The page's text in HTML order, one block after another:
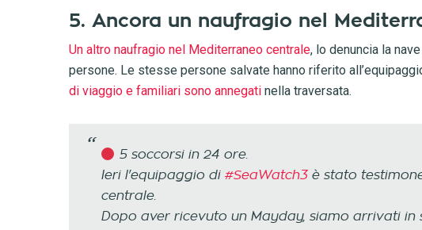
5. Ancora un naufragio nel
Un altro naufragio nel Mediterraneo centrale, lo denuncia la
persone. Le stesse persone salvate hanno riferito
di viaggio e familiari sono annegati nella traversata.
5 soccorsi in 24 ore.
Ieri l'equipaggio di #SeaWatch3è stato
centrale.
Dopo aver ricevuto un Mayday, siamo arrivati in